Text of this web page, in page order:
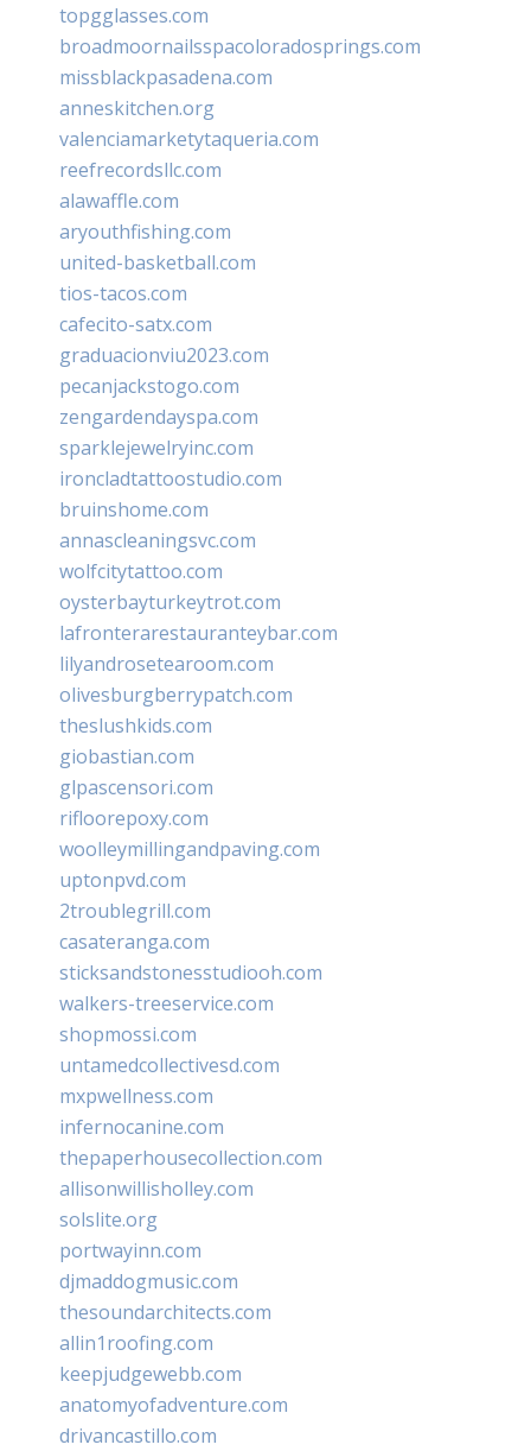
topgglasses.com
broadmoornailsspacoloradosprings.com
missblackpasadena.com
anneskitchen.org
valenciamarketytaqueria.com
reefrecordsllc.com
alawaffle.com
aryouthfishing.com
united-basketball.com
tios-tacos.com
cafecito-satx.com
graduacionviu2023.com
pecanjackstogo.com
zengardendayspa.com
sparklejewelryinc.com
ironcladtattoostudio.com
bruinshome.com
annascleaningsvc.com
wolfcitytattoo.com
oysterbayturkeytrot.com
lafronterarestauranteybar.com
lilyandrosetearoom.com
olivesburgberrypatch.com
theslushkids.com
giobastian.com
glpascensori.com
rifloorepoxy.com
woolleymillingandpaving.com
uptonpvd.com
2troublegrill.com
casateranga.com
sticksandstonesstudiooh.com
walkers-treeservice.com
shopmossi.com
untamedcollectivesd.com
mxpwellness.com
infernocanine.com
thepaperhousecollection.com
allisonwillisholley.com
solslite.org
portwayinn.com
djmaddogmusic.com
thesoundarchitects.com
allin1roofing.com
keepjudgewebb.com
anatomyofadventure.com
drivancastillo.com